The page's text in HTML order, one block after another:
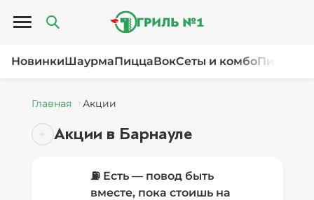
Открыть меню
НовинкиШаурмаПиццаВокСеты и комбоПироги
Главная Акции
Акции в Барнауле
⛽ Есть — повод быть
вместе, пока стоишь на